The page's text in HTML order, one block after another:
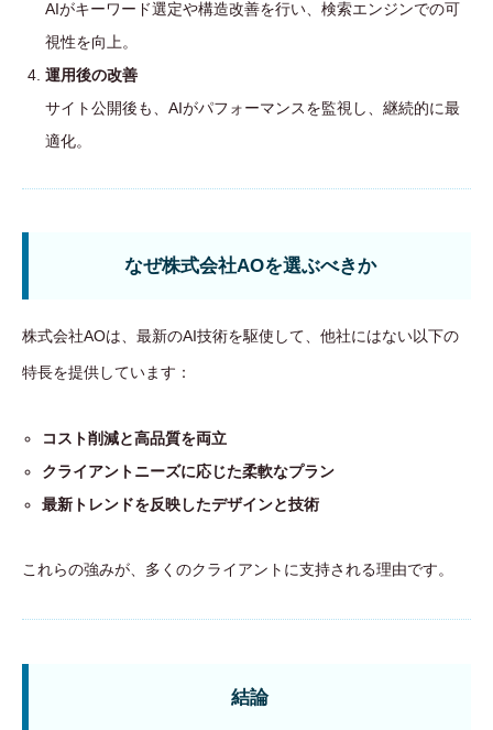
AIがキーワード選定や構造改善を行い、検索エンジンでの可
視性を向上。
運用後の改善
サイト公開後も、AIがパフォーマンスを監視し、継続的に最
適化。
なぜ株式会社AOを選ぶべきか
株式会社AOは、最新のAI技術を駆使して、他社にはない以下の
特長を提供しています：
コスト削減と高品質を両立
クライアントニーズに応じた柔軟なプラン
最新トレンドを反映したデザインと技術
これらの強みが、多くのクライアントに支持される理由です。
結論